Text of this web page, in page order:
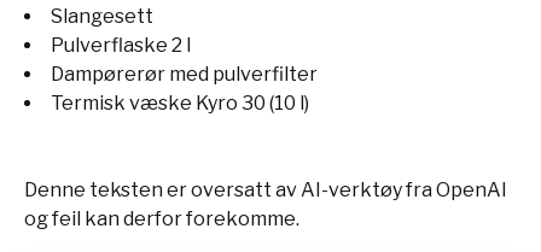
Slangesett
Pulverflaske 2 l
Dampørerør med pulverfilter
Termisk væske Kyro 30 (10 l)
Denne teksten er oversatt av AI-verktøy fra OpenAI
og feil kan derfor forekomme.